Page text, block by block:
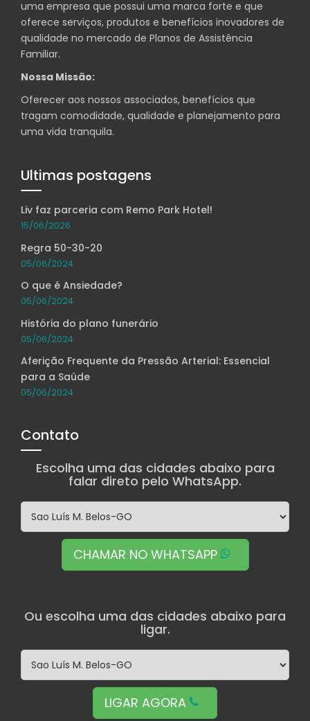
uma empresa que possui uma marca forte e que
oferece serviços, produtos e benefícios inovadores de
qualidade no mercado de Planos de Assistência
Familiar.
Nossa Missão:
Oferecer aos nossos associados, benefícios que
tragam comodidade, qualidade e planejamento para
uma vida tranquila.
Ultimas postagens
Liv faz parceria com Remo Park Hotel!
15/06/2026
Regra 50-30-20
05/06/2024
O que é Ansiedade?
05/06/2024
História do plano funerário
05/06/2024
Aferição Frequente da Pressão Arterial: Essencial
para a Saúde
05/06/2024
Contato
Escolha uma das cidades abaixo para
falar direto pelo WhatsApp.
CHAMAR NO WHATSAPP
Ou escolha uma das cidades abaixo para
ligar.
LIGAR AGORA